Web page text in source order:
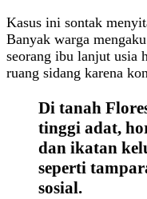
Kasus ini sontak
Banyak warga
seorang ibu lanjut usia
ruang sidang karena
Di tanah
tinggi adat,
dan ikatan
seperti
sosial.